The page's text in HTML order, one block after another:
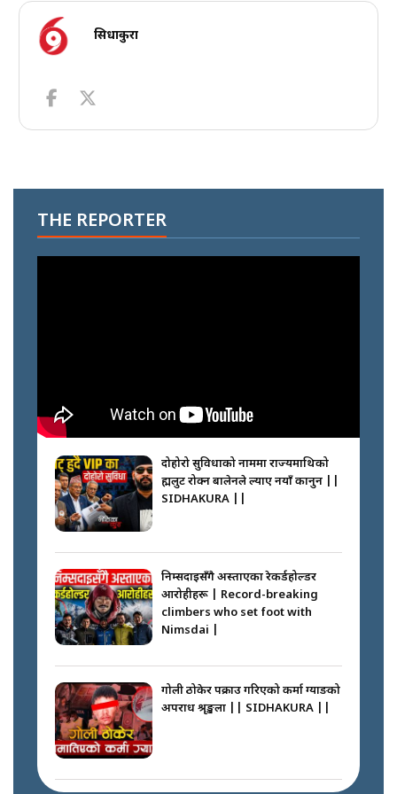
सिधाकुरा
THE REPORTER
दोहोरो सुविधाको नाममा राज्यमाथिको
ब्रह्मलुट रोक्न बालेनले ल्याए नयाँ कानुन ||
SIDHAKURA ||
निम्सदाइसँगै अस्ताएका रेकर्डहोल्डर
आरोहीहरू | Record-breaking
climbers who set foot with
Nimsdai |
गोली ठोकेर पक्राउ गरिएको कर्मा ग्याङको
अपराध श्रृङ्खला || SIDHAKURA ||